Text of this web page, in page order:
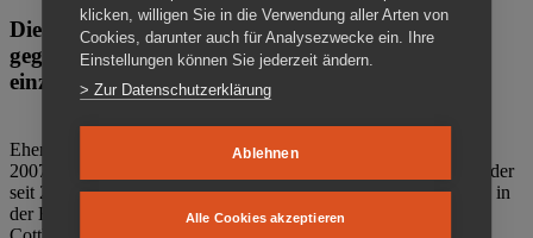
Die Gedenkstätte Zuchthaus Cottbus ist ein Ort
gegen das Vergessen. Anschaulich, nah und
einzigartig.
Ehemalige politische Häftlinge der DDR gründeten im Oktober
2007 den Verein Menschenrechtszentrum Cottbus e. V. (MRZ), der
seit 2011 Eigentümer des ehemaligen Gefängnisses (1860-2002) in
der Bautzener Straße und Träger der Gedenkstätte Zuchthaus
klicken, willigen Sie in die Verwendung aller Arten von
Cookies, darunter auch für Analysezwecke ein. Ihre
Einstellungen können Sie jederzeit ändern.
> Zur Datenschutzerklärung
Ablehnen
Alle Cookies akzeptieren